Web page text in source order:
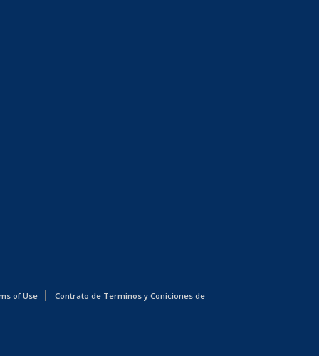
of Use
Contrato de Terminos y Coniciones de